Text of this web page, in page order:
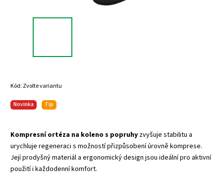
Kód: Zvolte variantu
Novinka Tip
Kompresní ortéza na koleno s popruhy zvyšuje stabilitu a
urychluje regeneraci s možností přizpůsobení úrovně komprese.
Její prodyšný materiál a ergonomický design jsou ideální pro aktivní
použití i každodenní komfort.